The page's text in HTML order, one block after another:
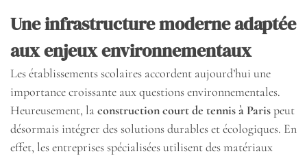
Une infrastructure moderne adaptée
aux enjeux environnementaux
Les établissements scolaires accordent aujourd’hui une
importance croissante aux questions environnementales.
Heureusement, laconstruction court de tennis à Parispeut
désormais intégrer des solutions durables et écologiques. En
effet, les entreprises spécialisées utilisent des matériaux